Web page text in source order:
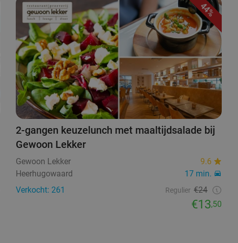
44%
2-gangen keuzelunch met maaltijdsalade bij
Gewoon Lekker
Gewoon Lekker
9.6
Heerhugowaard
17 min.
Verkocht: 261
Regulier €24
€13,50